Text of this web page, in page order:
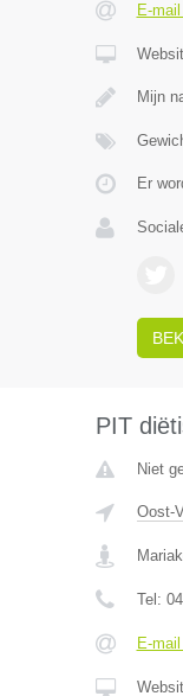
E-
Mijn
Er
PIT
Niet
Oost-
Tel:
E-